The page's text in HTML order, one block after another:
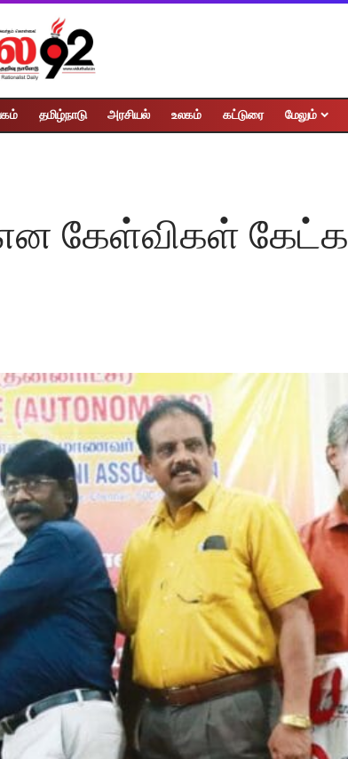
தமிழ்நாடு அரசியல் உலகம் கட்டுரை மேலும்
கேள்விகள் கேட்க